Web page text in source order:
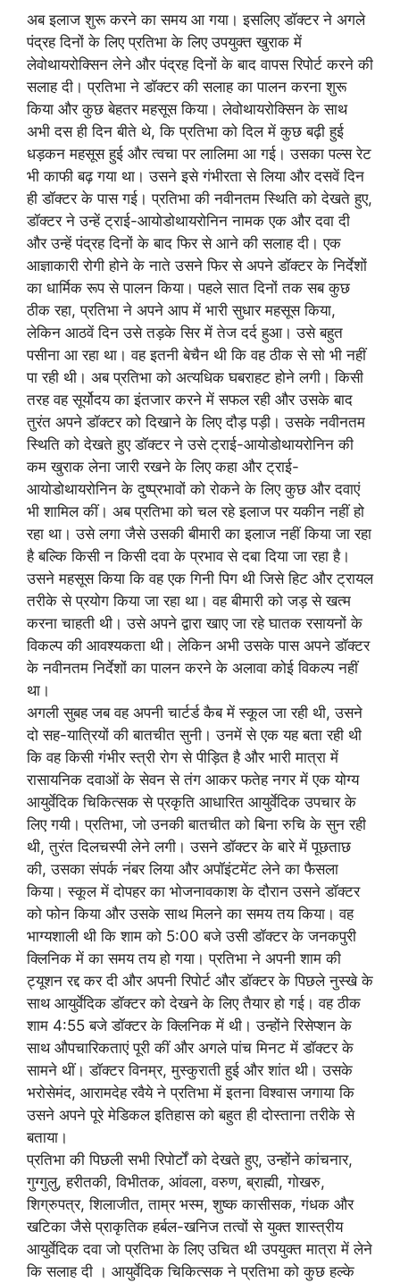
अब इलाज शुरू करने का समय आ गया। इसलिए डॉक्टर ने अगले
पंद्रह दिनों के लिए प्रतिभा के लिए उपयुक्त खुराक में
लेवोथायरोक्सिन लेने और पंद्रह दिनों के बाद वापस रिपोर्ट करने की
सलाह दी। प्रतिभा ने डॉक्टर की सलाह का पालन करना शुरू
किया और कुछ बेहतर महसूस किया। लेवोथायरोक्सिन के साथ
अभी दस ही दिन बीते थे, कि प्रतिभा को दिल में कुछ बढ़ी हुई
धड़कन महसूस हुई और त्वचा पर लालिमा आ गई। उसका पल्स रेट
भी काफी बढ़ गया था। उसने इसे गंभीरता से लिया और दसवें दिन
ही डॉक्टर के पास गई। प्रतिभा की नवीनतम स्थिति को देखते हुए,
डॉक्टर ने उन्हें ट्राई-आयोडोथायरोनिन नामक एक और दवा दी
और उन्हें पंद्रह दिनों के बाद फिर से आने की सलाह दी। एक
आज्ञाकारी रोगी होने के नाते उसने फिर से अपने डॉक्टर के निर्देशों
का धार्मिक रूप से पालन किया। पहले सात दिनों तक सब कुछ
ठीक रहा, प्रतिभा ने अपने आप में भारी सुधार महसूस किया,
लेकिन आठवें दिन उसे तड़के सिर में तेज दर्द हुआ। उसे बहुत
पसीना आ रहा था। वह इतनी बेचैन थी कि वह ठीक से सो भी नहीं
पा रही थी। अब प्रतिभा को अत्यधिक घबराहट होने लगी। किसी
तरह वह सूर्योदय का इंतजार करने में सफल रही और उसके बाद
तुरंत अपने डॉक्टर को दिखाने के लिए दौड़ पड़ी। उसके नवीनतम
स्थिति को देखते हुए डॉक्टर ने उसे ट्राई-आयोडोथायरोनिन की
कम खुराक लेना जारी रखने के लिए कहा और ट्राई-
आयोडोथायरोनिन के दुष्प्रभावों को रोकने के लिए कुछ और दवाएं
भी शामिल कीं। अब प्रतिभा को चल रहे इलाज पर यकीन नहीं हो
रहा था। उसे लगा जैसे उसकी बीमारी का इलाज नहीं किया जा रहा
है बल्कि किसी न किसी दवा के प्रभाव से दबा दिया जा रहा है।
उसने महसूस किया कि वह एक गिनी पिग थी जिसे हिट और ट्रायल
तरीके से प्रयोग किया जा रहा था। वह बीमारी को जड़ से खत्म
करना चाहती थी। उसे अपने द्वारा खाए जा रहे घातक रसायनों के
विकल्प की आवश्यकता थी। लेकिन अभी उसके पास अपने डॉक्टर
के नवीनतम निर्देशों का पालन करने के अलावा कोई विकल्प नहीं
था।
अगली सुबह जब वह अपनी चार्टर्ड कैब में स्कूल जा रही थी, उसने
दो सह-यात्रियों की बातचीत सुनी। उनमें से एक यह बता रही थी
कि वह किसी गंभीर स्त्री रोग से पीड़ित है और भारी मात्रा में
रासायनिक दवाओं के सेवन से तंग आकर फतेह नगर में एक योग्य
आयुर्वेदिक चिकित्सक से प्रकृति आधारित आयुर्वेदिक उपचार के
लिए गयी। प्रतिभा, जो उनकी बातचीत को बिना रुचि के सुन रही
थी, तुरंत दिलचस्पी लेने लगी। उसने डॉक्टर के बारे में पूछताछ
की, उसका संपर्क नंबर लिया और अपॉइंटमेंट लेने का फैसला
किया। स्कूल में दोपहर का भोजनावकाश के दौरान उसने डॉक्टर
को फोन किया और उसके साथ मिलने का समय तय किया। वह
भाग्यशाली थी कि शाम को 5:00 बजे उसी डॉक्टर के जनकपुरी
क्लिनिक में का समय तय हो गया। प्रतिभा ने अपनी शाम की
ट्यूशन रद्द कर दी और अपनी रिपोर्ट और डॉक्टर के पिछले नुस्खे के
साथ आयुर्वेदिक डॉक्टर को देखने के लिए तैयार हो गई। वह ठीक
शाम 4:55 बजे डॉक्टर के क्लिनिक में थी। उन्होंने रिसेप्शन के
साथ औपचारिकताएं पूरी कीं और अगले पांच मिनट में डॉक्टर के
सामने थीं। डॉक्टर विनम्र, मुस्कुराती हुई और शांत थी। उसके
भरोसेमंद, आरामदेह रवैये ने प्रतिभा में इतना विश्वास जगाया कि
उसने अपने पूरे मेडिकल इतिहास को बहुत ही दोस्ताना तरीके से
बताया।
प्रतिभा की पिछली सभी रिपोर्टों को देखते हुए, उन्होंने कांचनार,
गुग्गुलु, हरीतकी, विभीतक, आंवला, वरुण, ब्राह्मी, गोखरु,
शिग्रुपत्र, शिलाजीत, ताम्र भस्म, शुष्क कासीसक, गंधक और
खटिका जैसे प्राकृतिक हर्बल-खनिज तत्वों से युक्त शास्त्रीय
आयुर्वेदिक दवा जो प्रतिभा के लिए उचित थी उपयुक्त मात्रा में लेने
कि सलाह दी । आयुर्वेदिक चिकित्सक ने प्रतिभा को कुछ हल्के